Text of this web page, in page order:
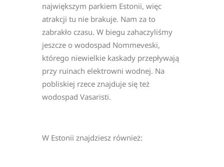
największym parkiem Estonii, więc
atrakcji tu nie brakuje. Nam za to
zabrakło czasu. W biegu zahaczyliśmy
jeszcze o wodospad Nommeveski,
którego niewielkie kaskady przepływają
przy ruinach elektrowni wodnej. Na
pobliskiej rzece znajduje się też
wodospad Vasaristi.
W Estonii znajdziesz również: